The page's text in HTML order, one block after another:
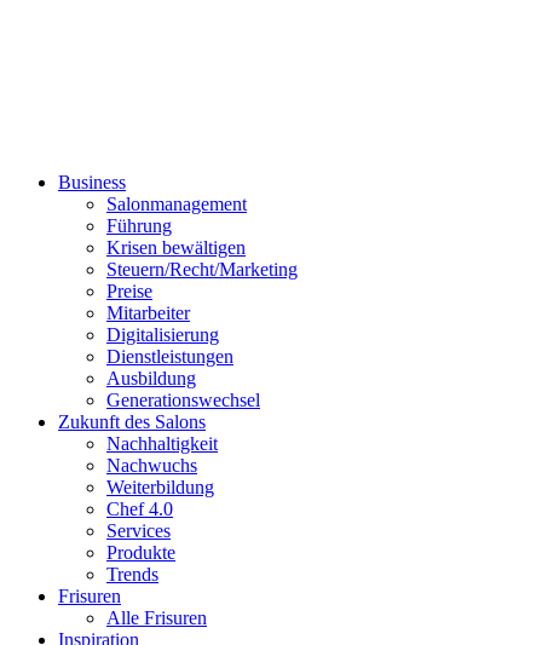
Business
Salonmanagement
Führung
Krisen bewältigen
Steuern/Recht/Marketing
Preise
Mitarbeiter
Digitalisierung
Dienstleistungen
Ausbildung
Generationswechsel
Zukunft des Salons
Nachhaltigkeit
Nachwuchs
Weiterbildung
Chef 4.0
Services
Produkte
Trends
Frisuren
Alle Frisuren
Inspiration